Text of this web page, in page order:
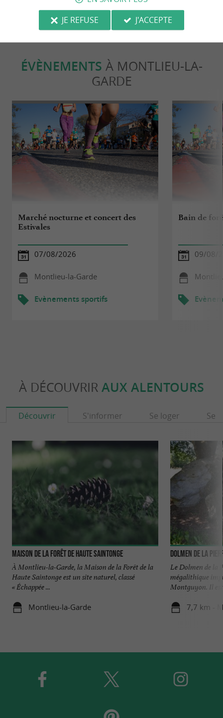
ÉVÈNEMENTS À MONTLIEU-LA-
GARDE
Marché nocturne et concert des
Estivales
07/08/2026
Montlieu-la-Garde
Evènements sportifs
Bain de
09/08/
À DÉCOUVRIR AUX ALENTOURS
Découvrir S'informer Se loger Se
Maison de la Forêt de Haute Saintonge
À Montlieu-la-Garde, la Maison de la Forêt de la
Haute Saintonge est un site naturel, classé
« Échappée ...
Montlieu-la-Garde
Dolmen de la
Le Dolmen de la
mégalithique
Montguyon. Il
7,7 km -
JE REFUSE
J'ACCEPTE